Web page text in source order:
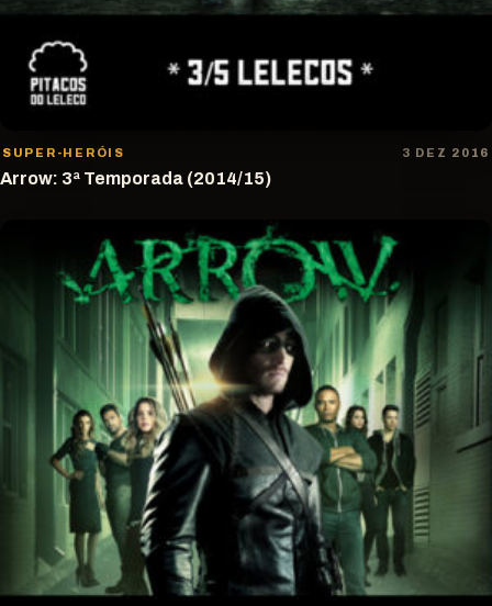
SUPER-HERÓIS 3 DEZ 2016
Arrow: 3ª Temporada (2014/15)